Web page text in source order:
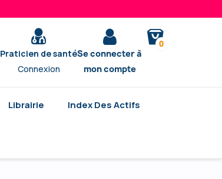
Praticien de santé
Connexion
Se connecter à
mon compte
0
Librairie Index Des Actifs